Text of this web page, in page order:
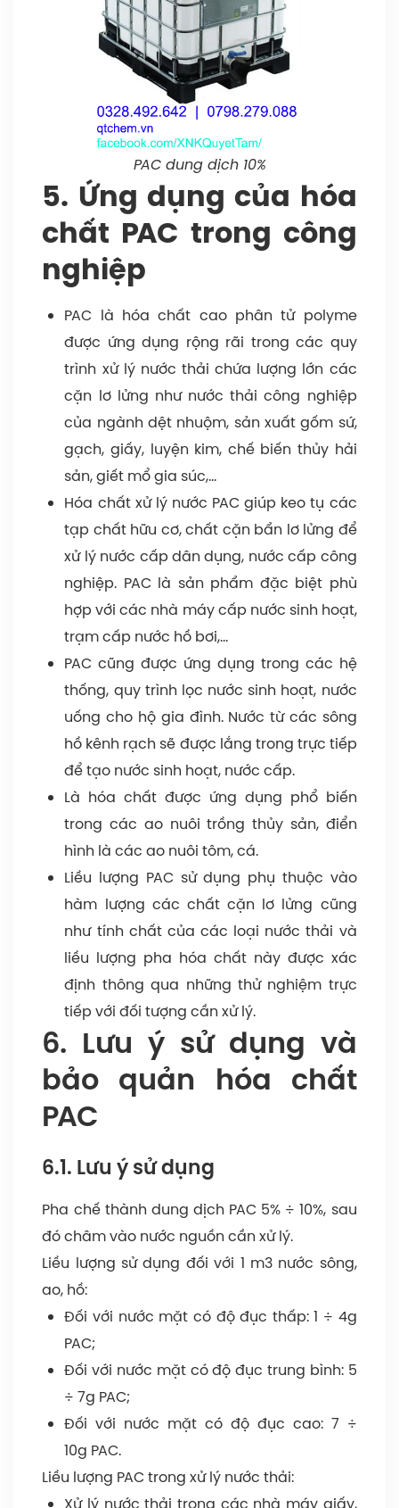
PAC dung dịch 10%
5. Ứng dụng của hóa
chất PAC trong công
nghiệp
PAC là hóa chất cao phân tử polyme
được ứng dụng rộng rãi trong các quy
trình xử lý nước thải chứa lượng lớn các
cặn lơ lửng như nước thải công nghiệp
của ngành dệt nhuộm, sản xuất gốm sứ,
gạch, giấy, luyện kim, chế biến thủy hải
sản, giết mổ gia súc,…
Hóa chất xử lý nước PAC giúp keo tụ các
tạp chất hữu cơ, chất cặn bẩn lơ lửng để
xử lý nước cấp dân dụng, nước cấp công
nghiệp. PAC là sản phẩm đặc biệt phù
hợp với các nhà máy cấp nước sinh hoạt,
trạm cấp nước hồ bơi,…
PAC cũng được ứng dụng trong các hệ
thống, quy trình lọc nước sinh hoạt, nước
uống cho hộ gia đình. Nước từ các sông
hồ kênh rạch sẽ được lắng trong trực tiếp
để tạo nước sinh hoạt, nước cấp.
Là hóa chất được ứng dụng phổ biến
trong các ao nuôi trồng thủy sản, điển
hình là các ao nuôi tôm, cá.
Liều lượng PAC sử dụng phụ thuộc vào
hàm lượng các chất cặn lơ lửng cũng
như tính chất của các loại nước thải và
liều lượng pha hóa chất này được xác
định thông qua những thử nghiệm trực
tiếp với đối tượng cần xử lý.
6. Lưu ý sử dụng và
bảo quản hóa chất
PAC
6.1. Lưu ý sử dụng
Pha chế thành dung dịch PAC 5% ÷ 10%, sau
đó châm vào nước nguồn cần xử lý.
Liều lượng sử dụng đối với 1 m3 nước sông,
ao, hồ:
Đối với nước mặt có độ đục thấp: 1 ÷ 4g
PAC;
Đối với nước mặt có độ đục trung bình: 5
÷ 7g PAC;
Đối với nước mặt có độ đục cao: 7 ÷
10g PAC.
Liều lượng PAC trong xử lý nước thải:
Xử lý nước thải trong các nhà máy giấy,